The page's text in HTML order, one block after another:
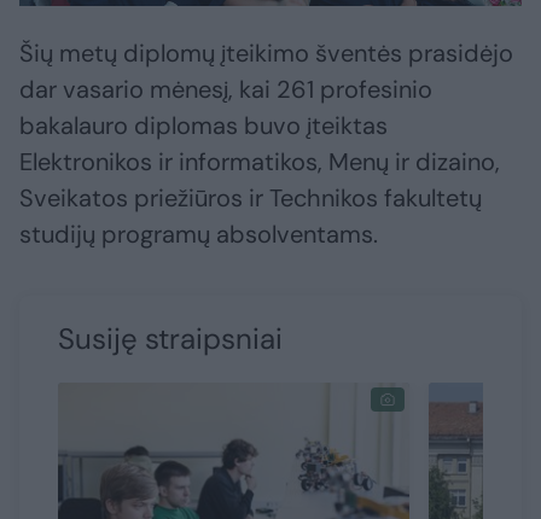
Šių metų diplomų įteikimo šventės prasidėjo
dar vasario mėnesį, kai 261 profesinio
bakalauro diplomas buvo įteiktas
Elektronikos ir informatikos, Menų ir dizaino,
Sveikatos priežiūros ir Technikos fakultetų
studijų programų absolventams.
Susiję straipsniai